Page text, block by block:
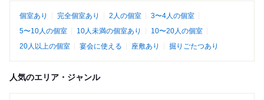
個室あり 完全個室あり 2人の個室
3〜4人の個室
5〜10人の個室
10人未満の個室あり
10〜20人の個室
20人以上の個室
宴会に使える 座敷あり 掘りごたつあり
人気のエリア・ジャンル